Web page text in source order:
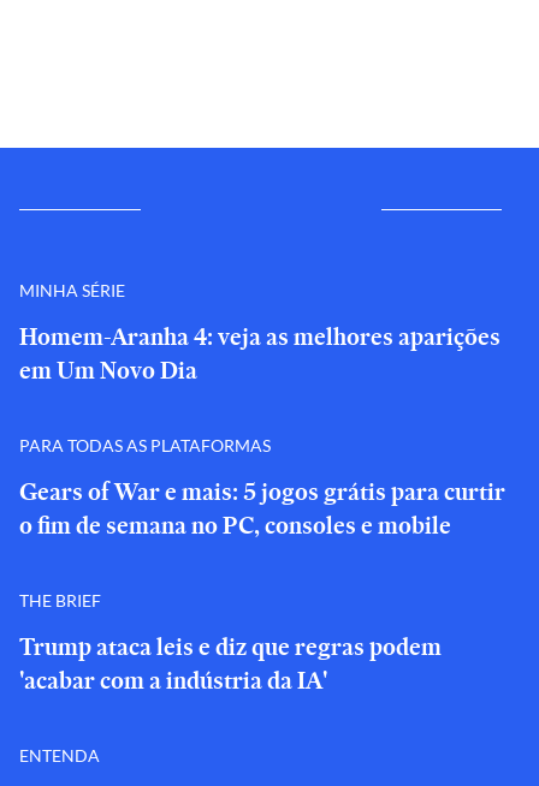
MINHA SÉRIE
Homem-Aranha 4: veja as melhores aparições
em Um Novo Dia
PARA TODAS AS PLATAFORMAS
Gears of War e mais: 5 jogos grátis para curtir
o fim de semana no PC, consoles e mobile
THE BRIEF
Trump ataca leis e diz que regras podem
'acabar com a indústria da IA'
ENTENDA